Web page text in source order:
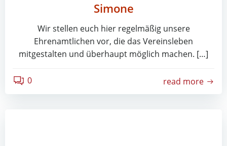
Simone
Wir stellen euch hier regelmäßig unsere
Ehrenamtlichen vor, die das Vereinsleben
mitgestalten und überhaupt möglich machen. […]
0 read more